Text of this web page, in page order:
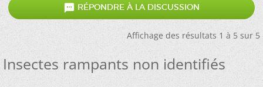
 RÉPONDRE À LA DISCUSSION
Affichage des résultats 1 à 5 sur 5
Insectes rampants non identifiés